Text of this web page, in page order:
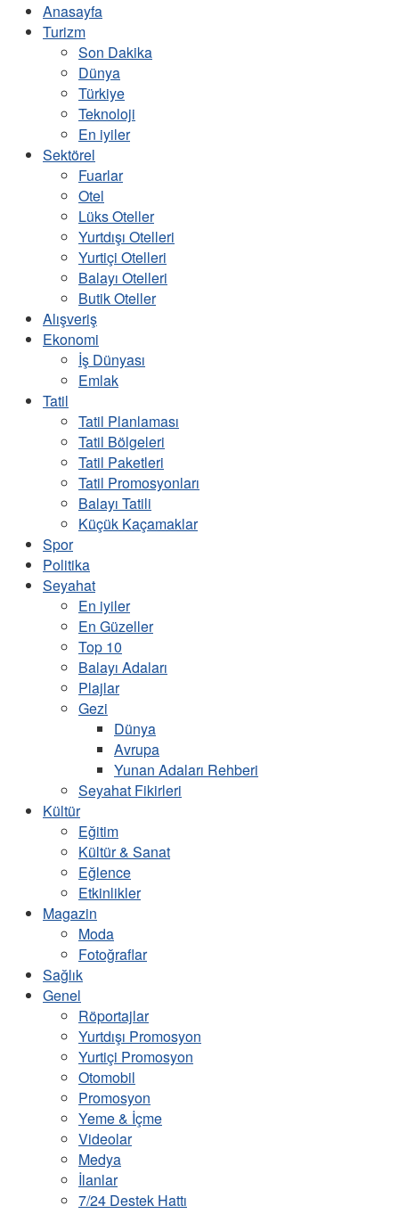
Anasayfa
Turizm
Son Dakika
Dünya
Türkiye
Teknoloji
En iyiler
Sektörel
Fuarlar
Otel
Lüks Oteller
Yurtdışı Otelleri
Yurtiçi Otelleri
Balayı Otelleri
Butik Oteller
Alışveriş
Ekonomi
İş Dünyası
Emlak
Tatil
Tatil Planlaması
Tatil Bölgeleri
Tatil Paketleri
Tatil Promosyonları
Balayı Tatili
Küçük Kaçamaklar
Spor
Politika
Seyahat
En iyiler
En Güzeller
Top 10
Balayı Adaları
Plajlar
Gezi
Dünya
Avrupa
Yunan Adaları Rehberi
Seyahat Fikirleri
Kültür
Eğitim
Kültür & Sanat
Eğlence
Etkinlikler
Magazin
Moda
Fotoğraflar
Sağlık
Genel
Röportajlar
Yurtdışı Promosyon
Yurtiçi Promosyon
Otomobil
Promosyon
Yeme & İçme
Videolar
Medya
İlanlar
7/24 Destek Hattı